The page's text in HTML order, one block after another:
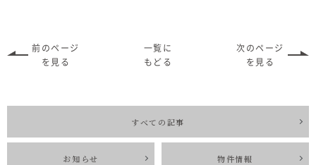
イベント
オーナー様Q&A
前のページ
を見る
一覧に
もどる
次のページ
を見る
すべての記事
お知らせ 物件情報